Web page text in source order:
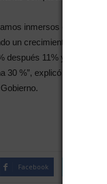
inmersos en una
un crecimiento
después 11% y en la
30 %”, explicó la
Facebook